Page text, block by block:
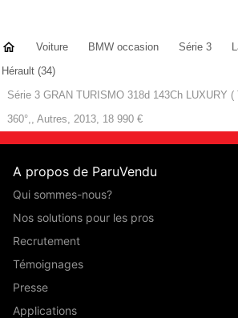
Voiture BMW occasion Série 3
Hérault (34)
Série 3 GRAN TURISMO 318d 143Ch LUXURY
360°,, Autres, 2013, 18 990 €
A propos de ParuVendu
Qui sommes-nous?
Nos solutions pour les pros
Recrutement
Témoignages
Presse
Applications